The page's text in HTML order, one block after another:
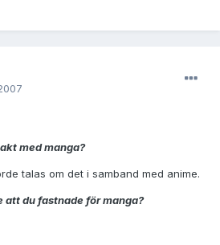
med manga?
talas om det i samband med anime.
att du fastnade för manga?